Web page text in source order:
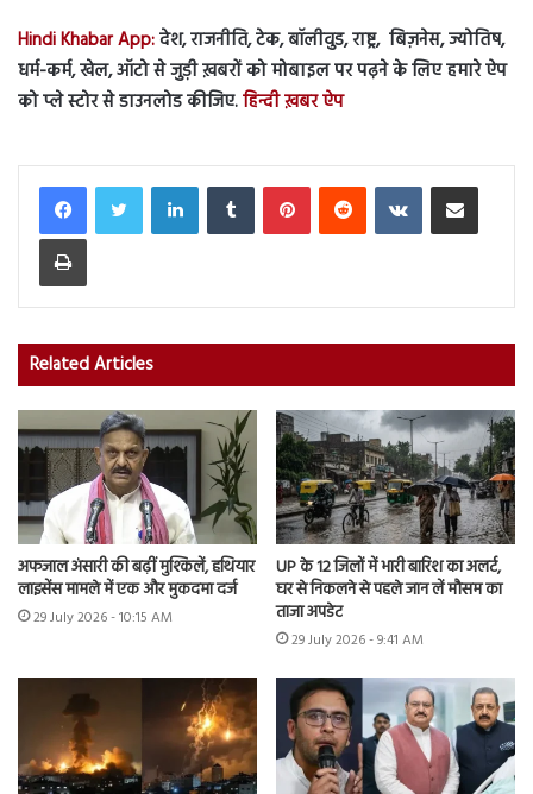
Hindi Khabar App:देश, राजनीति, टेक, बॉलीवुड, राष्ट्र, बिज़नेस, ज्योतिष,
धर्म-कर्म, खेल, ऑटो से जुड़ी ख़बरों को मोबाइल पर पढ़ने के लिए हमारे ऐप
को प्ले स्टोर से डाउनलोड कीजिए.हिन्दी ख़बर ऐप
LinkedInTumblr PinterestReddit VKontakteShare via Email
Print
Related Articles
अफजाल अंसारी की बढ़ीं मुश्किलें, हथियार
लाइसेंस मामले में एक और मुकदमा दर्ज
29 July 2026 - 10:15 AM
UP के 12 जिलों में भारी बारिश का अलर्ट,
घर से निकलने से पहले जान लें मौसम का
ताजा अपडेट
29 July 2026 - 9:41 AM